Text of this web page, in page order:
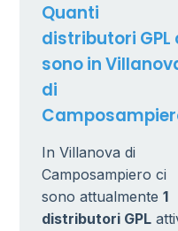
Quanti
distributori GPL
sono in
di
In Villanova di
Camposampiero ci
sono attualmente 1
distributori GPL